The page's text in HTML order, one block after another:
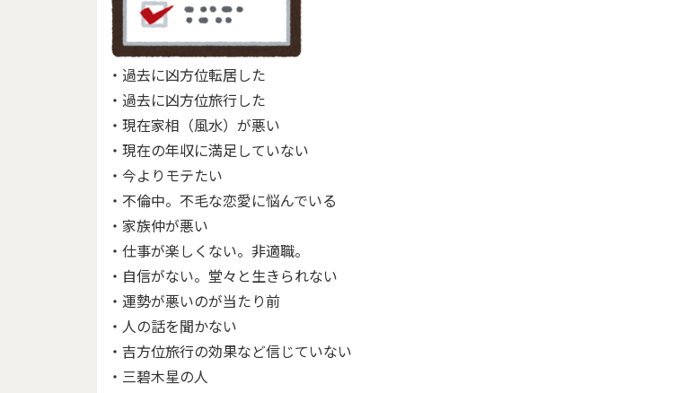
・過去に凶方位転居した
・過去に凶方位旅行した
・現在家相（風水）が悪い
・現在の年収に満足していない
・今よりモテたい
・不倫中。不毛な恋愛に悩んでいる
・家族仲が悪い
・仕事が楽しくない。非適職。
・自信がない。堂々と生きられない
・運勢が悪いのが当たり前
・人の話を聞かない
・吉方位旅行の効果など信じていない
・三碧木星の人